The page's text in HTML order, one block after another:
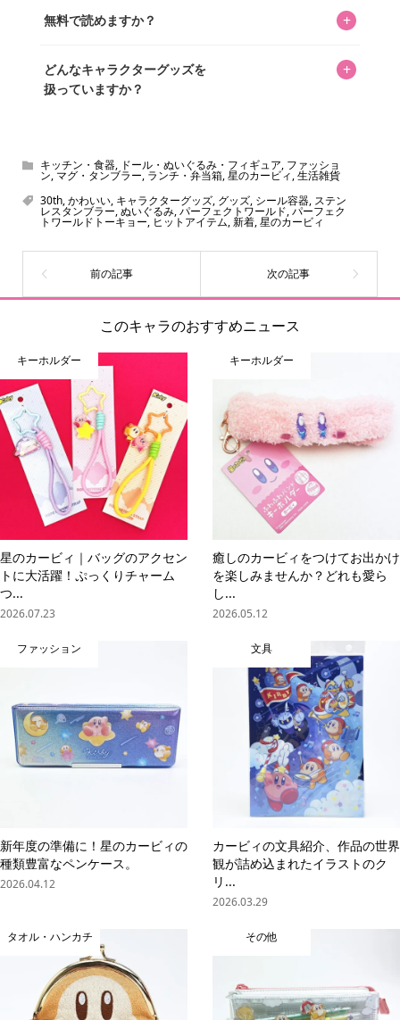
いをお届けすることは保証します。なお、記事内に価格は
め、正確な情報をお伝えできないからです。
無料で読めますか？ +
どんなキャラクターグッズを
扱っていますか？
+
ん！200種以上のトレンディなキャラクターやアニメキャラ
をご紹介しています。生まれたばかりの新しいキャラクタ
ーをいち早く皆さんにお届けすることも、私たちの使命の
ひとつです。
キッチン・食器, ドール・ぬいぐるみ・フィギュア, ファッショ
ン,マグ・タンブラー, ランチ・弁当箱,星のカービィ,生活雑貨
30th,かわいい, キャラクターグッズ, グッズ, シール容器, ステン
レスタンブラー,ぬいぐるみ,パーフェクトワールド,パーフェク
トワールドトーキョー, ヒットアイテム,新着,星のカービィ
このキャラのおすすめニュース
キーホルダー
星のカービィ｜バッグのアクセン
トに大活躍！ぷっくりチャーム
つ...
2026.07.23
キーホルダー
癒しのカービィをつけてお出かけ
を楽しみませんか？どれも愛ら
し...
2026.05.12
ファッション
新年度の準備に！星のカービィの
種類豊富なペンケース。
2026.04.12
文具
カービィの文具紹介、作品の世界
観が詰め込まれたイラストのク
リ...
2026.03.29
タオル・ハンカチ その他